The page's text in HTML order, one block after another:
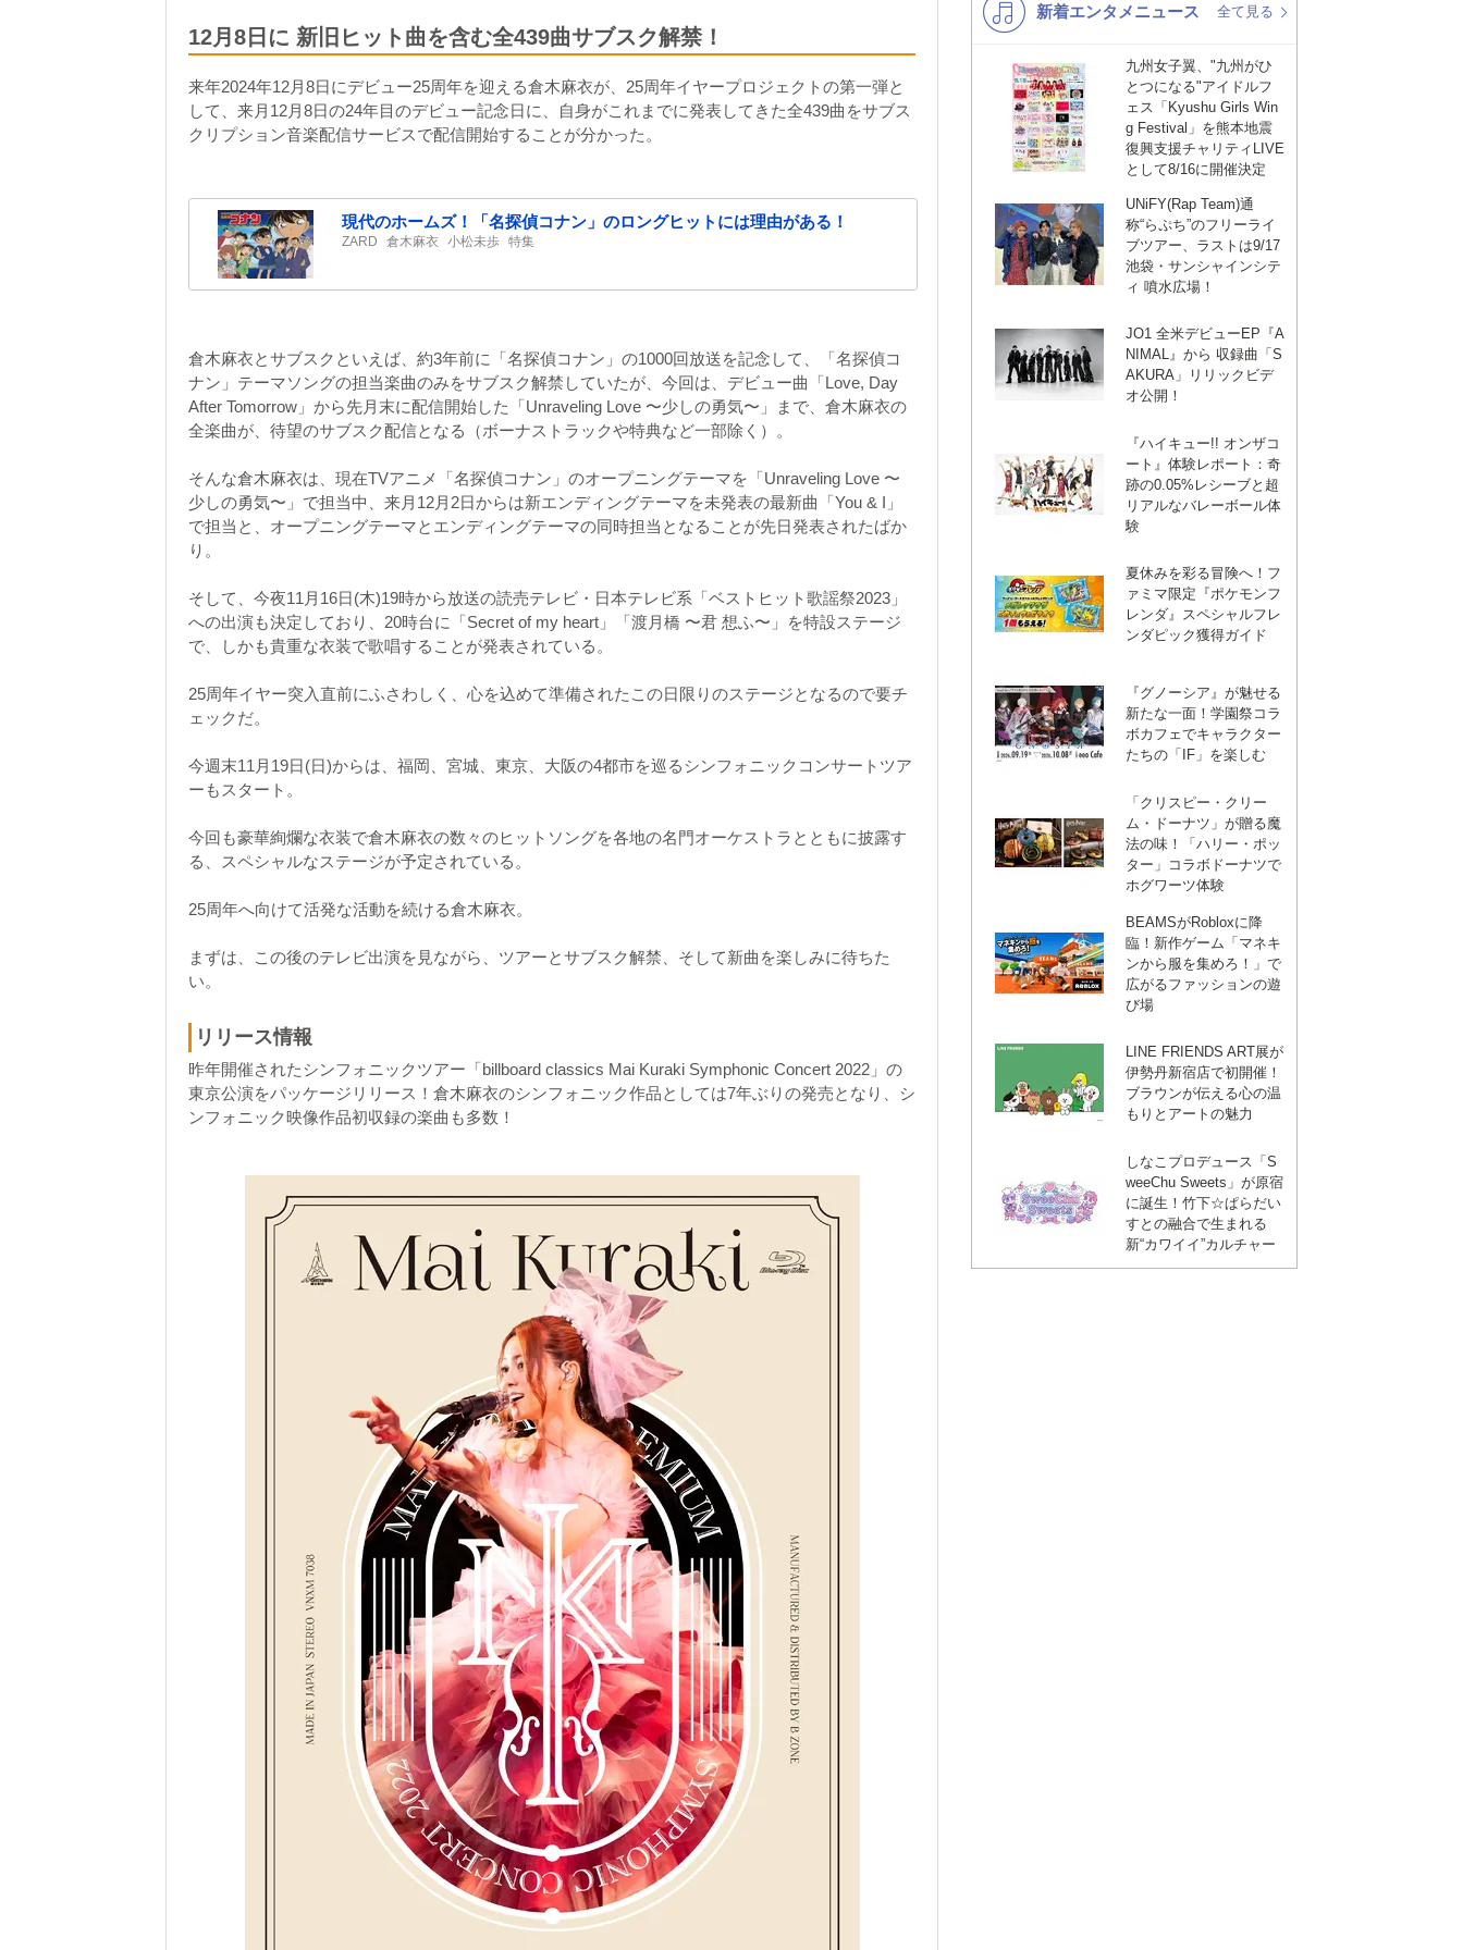
12月8日に 新旧ヒット曲を含む全439曲サブスク解禁！
来年2024年12月8日にデビュー25周年を迎える倉木麻衣が、25周年イヤープロジェクトの第一弾と
して、来月12月8日の24年目のデビュー記念日に、自身がこれまでに発表してきた全439曲をサブス
クリプション音楽配信サービスで配信開始することが分かった。
現代のホームズ！「名探偵コナン」のロングヒットには理由がある！
ZARD 倉木麻衣 小松未歩 特集
倉木麻衣とサブスクといえば、約3年前に「名探偵コナン」の1000回放送を記念して、「名探偵コ
ナン」テーマソングの担当楽曲のみをサブスク解禁していたが、今回は、デビュー曲「Love, Day
After Tomorrow」から先月末に配信開始した「Unraveling Love 〜少しの勇気〜」まで、倉木麻衣の
全楽曲が、待望のサブスク配信となる（ボーナストラックや特典など一部除く）。
そんな倉木麻衣は、現在TVアニメ「名探偵コナン」のオープニングテーマを「Unraveling Love 〜
少しの勇気〜」で担当中、来月12月2日からは新エンディングテーマを未発表の最新曲「You & I」
で担当と、オープニングテーマとエンディングテーマの同時担当となることが先日発表されたばか
り。
そして、今夜11月16日(木)19時から放送の読売テレビ・日本テレビ系「ベストヒット歌謡祭2023」
への出演も決定しており、20時台に「Secret of my heart」「渡月橋 〜君 想ふ〜」を特設ステージ
で、しかも貴重な衣装で歌唱することが発表されている。
25周年イヤー突入直前にふさわしく、心を込めて準備されたこの日限りのステージとなるので要チ
ェックだ。
今週末11月19日(日)からは、福岡、宮城、東京、大阪の4都市を巡るシンフォニックコンサートツア
ーもスタート。
今回も豪華絢爛な衣装で倉木麻衣の数々のヒットソングを各地の名門オーケストラとともに披露す
る、スペシャルなステージが予定されている。
25周年へ向けて活発な活動を続ける倉木麻衣。
まずは、この後のテレビ出演を見ながら、ツアーとサブスク解禁、そして新曲を楽しみに待ちた
い。
リリース情報
昨年開催されたシンフォニックツアー「billboard classics Mai Kuraki Symphonic Concert 2022」の
東京公演をパッケージリリース！倉木麻衣のシンフォニック作品としては7年ぶりの発売となり、シ
ンフォニック映像作品初収録の楽曲も多数！
K-POP バンド
洋楽
VTuber ディズニー
新着エンタメニュース 全て見る
九州女子翼、"九州がひ
とつになる"アイドルフ
ェス「Kyushu Girls Win
g Festival」を熊本地震
復興支援チャリティLIVE
として8/16に開催決定
UNiFY(Rap Team)通
称“らぷち”のフリーライ
ブツアー、ラストは9/17
池袋・サンシャインシテ
ィ 噴水広場！
JO1 全米デビューEP『A
NIMAL』から 収録曲「S
AKURA」リリックビデ
オ公開！
『ハイキュー!! オンザコ
ート』体験レポート：奇
跡の0.05%レシーブと超
リアルなバレーボール体
験
夏休みを彩る冒険へ！フ
ァミマ限定『ポケモンフ
レンダ』スペシャルフレ
ンダピック獲得ガイド
『グノーシア』が魅せる
新たな一面！学園祭コラ
ボカフェでキャラクター
たちの「IF」を楽しむ
「クリスピー・クリー
ム・ドーナツ」が贈る魔
法の味！「ハリー・ポッ
ター」コラボドーナツで
ホグワーツ体験
BEAMSがRobloxに降
臨！新作ゲーム「マネキ
ンから服を集めろ！」で
広がるファッションの遊
び場
LINE FRIENDS ART展が
伊勢丹新宿店で初開催！
ブラウンが伝える心の温
もりとアートの魅力
しなこプロデュース「S
weeChu Sweets」が原宿
に誕生！竹下☆ぱらだい
すとの融合で生まれる
新“カワイイ”カルチャー